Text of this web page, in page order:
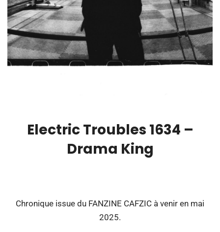
Electric Troubles 1634 –
Drama King
Chronique issue du FANZINE CAFZIC à venir en mai
2025.